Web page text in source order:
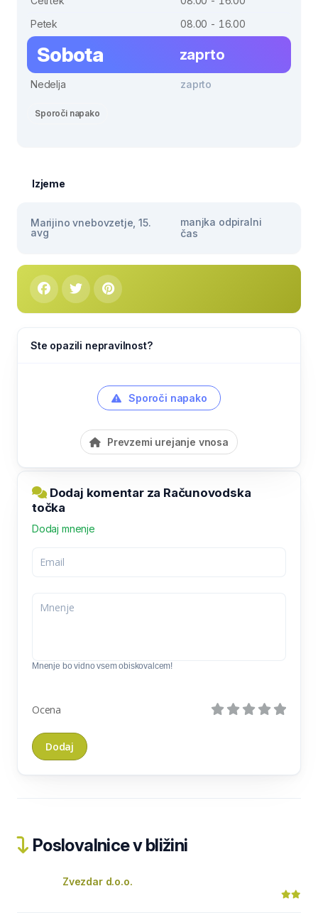
Petek
08.00 - 16.00
Sobota zaprto
Nedelja zaprto
Sporoči napako
Izjeme
Marijino vnebovzetje, 15.
avg
manjka odpiralni
čas
Ste opazili nepravilnost?
Sporoči napako
Prevzemi urejanje vnosa
Dodaj komentar za Računovodska
točka
Dodaj mnenje
Mnenje bo vidno vsem obiskovalcem!
Ocena
Poslovalnice v bližini
Zvezdar d.o.o.